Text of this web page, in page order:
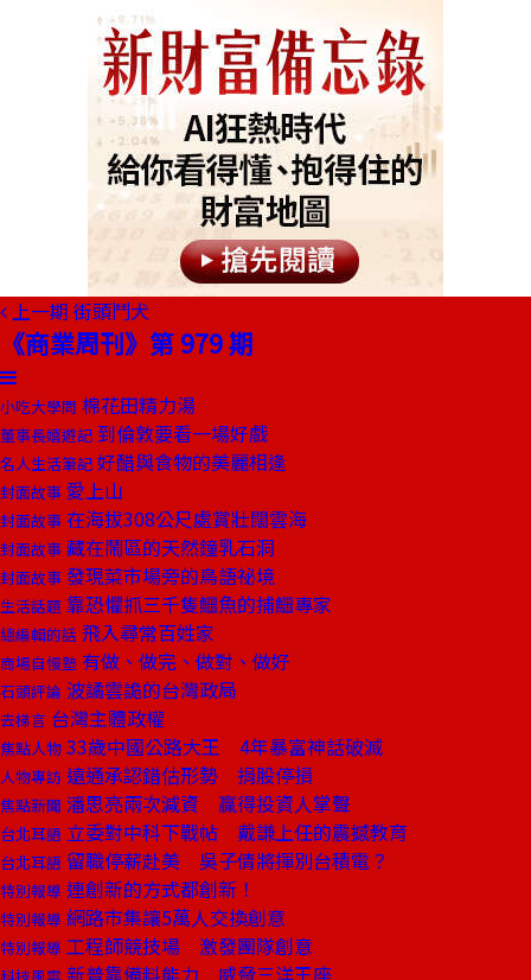
上一期 街頭鬥犬
《商業周刊》第 979 期
小吃大學問 棉花田精力湯
董事長嬉遊記 到倫敦要看一場好戲
名人生活筆記 好醋與食物的美麗相逢
封面故事 愛上山
封面故事 在海拔308公尺處賞壯闊雲海
封面故事 藏在鬧區的天然鐘乳石洞
封面故事 發現菜市場旁的鳥語祕境
生活話題 靠恐懼抓三千隻鱷魚的捕鱷專家
總編輯的話 飛入尋常百姓家
商場自慢塾 有做、做完、做對、做好
石頭評論 波譎雲詭的台灣政局
去梯言 台灣主體政權
焦點人物 33歲中國公路大王 4年暴富神話破滅
人物專訪 遠通承認錯估形勢 捐股停損
焦點新聞 潘思亮兩次減資 贏得投資人掌聲
台北耳語 立委對中科下戰帖 戴謙上任的震撼教育
台北耳語 留職停薪赴美 吳子倩將揮別台積電？
特別報導 連創新的方式都創新！
特別報導 網路市集讓5萬人交換創意
特別報導 工程師競技場 激發團隊創意
新普靠備料能力 威脅三洋王座